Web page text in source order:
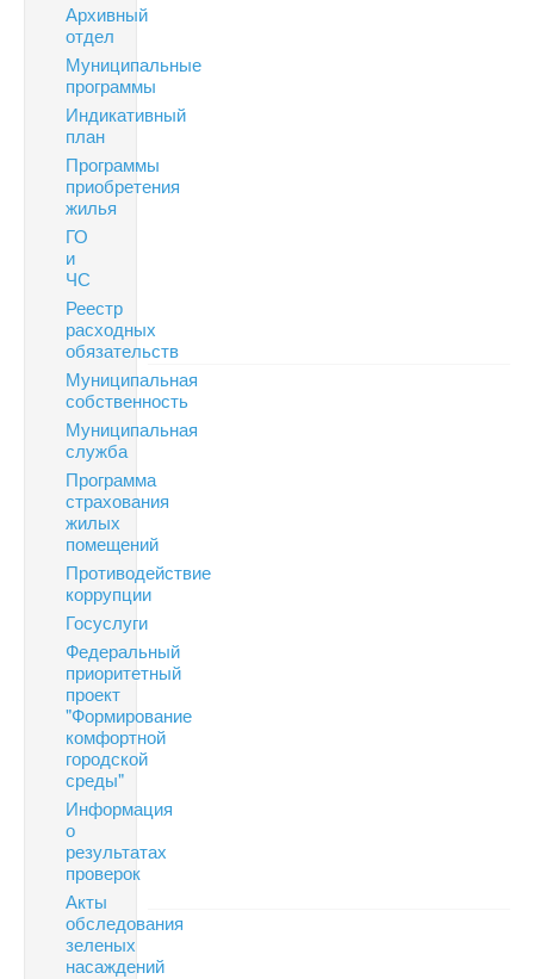
Архивный
отдел
Муниципальные
программы
Индикативный
план
Программы
приобретения
жилья
ГО
и
ЧС
Реестр
расходных
обязательств
Муниципальная
собственность
Муниципальная
служба
Программа
страхования
жилых
помещений
Противодействие
коррупции
Госуслуги
Федеральный
приоритетный
проект
"Формирование
комфортной
городской
среды"
Информация
о
результатах
проверок
Акты
обследования
зеленых
насаждений